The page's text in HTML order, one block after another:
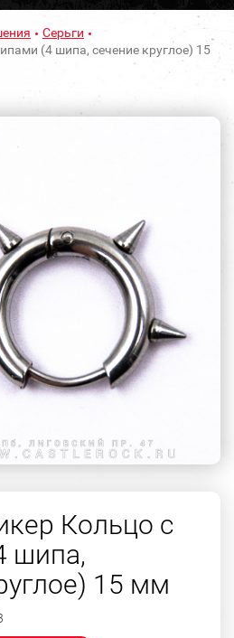
Серьги
(4 шипа, сечение круглое) 15
Кольцо с
шипа,
15 мм